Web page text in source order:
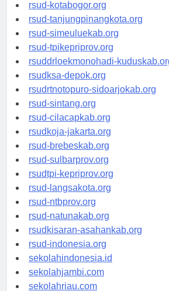
rsud-kotabogor.org
rsud-tanjungpinangkota.org
rsud-simeuluekab.org
rsud-tpikepriprov.org
rsuddrloekmonohadi-kuduskab.org
rsudksa-depok.org
rsudrtnotopuro-sidoarjokab.org
rsud-sintang.org
rsud-cilacapkab.org
rsudkoja-jakarta.org
rsud-brebeskab.org
rsud-sulbarprov.org
rsudtpi-kepriprov.org
rsud-langsakota.org
rsud-ntbprov.org
rsud-natunakab.org
rsudkisaran-asahankab.org
rsud-indonesia.org
sekolahindonesia.id
sekolahjambi.com